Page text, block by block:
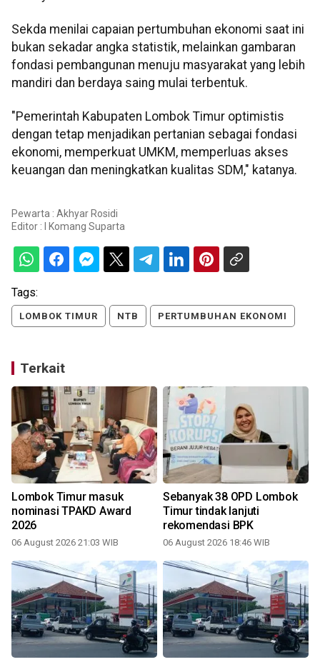
Sekda menilai capaian pertumbuhan ekonomi saat ini
bukan sekadar angka statistik, melainkan gambaran
fondasi pembangunan menuju masyarakat yang lebih
mandiri dan berdaya saing mulai terbentuk.
"Pemerintah Kabupaten Lombok Timur optimistis
dengan tetap menjadikan pertanian sebagai fondasi
ekonomi, memperkuat UMKM, memperluas akses
keuangan dan meningkatkan kualitas SDM," katanya.
Pewarta : Akhyar Rosidi
Editor :
I Komang Suparta
Tags:
LOMBOK TIMUR NTB PERTUMBUHAN EKONOMI
Terkait
Lombok Timur masuk
nominasi TPAKD Award
2026
06 August 2026 21:03 WIB
Sebanyak 38 OPD Lombok
Timur tindak lanjuti
rekomendasi BPK
06 August 2026 18:46 WIB